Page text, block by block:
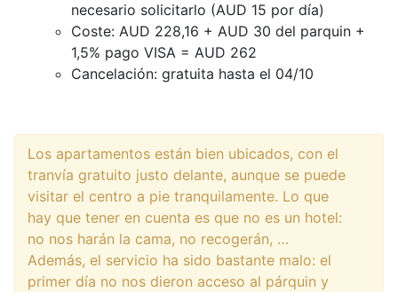
necesario solicitarlo (AUD 15 por día)
Coste: AUD 228,16 + AUD 30 del parquin +
1,5% pago VISA = AUD 262
Cancelación: gratuita hasta el 04/10
Los apartamentos están bien ubicados, con el
tranvía gratuito justo delante, aunque se puede
visitar el centro a pie tranquilamente. Lo que
hay que tener en cuenta es que no es un hotel:
no nos harán la cama, no recogerán, …
Además, el servicio ha sido bastante malo: el
primer día no nos dieron acceso al párquin y